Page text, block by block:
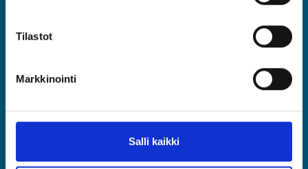
Tilastot
Markkinointi
Salli kaikki
LIITY JÄSENEKSI
Etusivu
Lakipalvelut